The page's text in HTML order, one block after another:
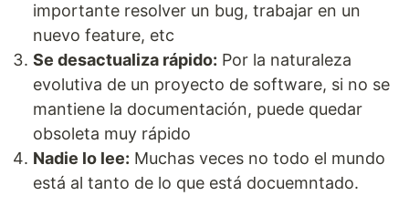
importante resolver un bug, trabajar en un
nuevo feature, etc
Se desactualiza rápido: Por la naturaleza
evolutiva de un proyecto de software, si no se
mantiene la documentación, puede quedar
obsoleta muy rápido
Nadie lo lee: Muchas veces no todo el mundo
está al tanto de lo que está docuemntado.